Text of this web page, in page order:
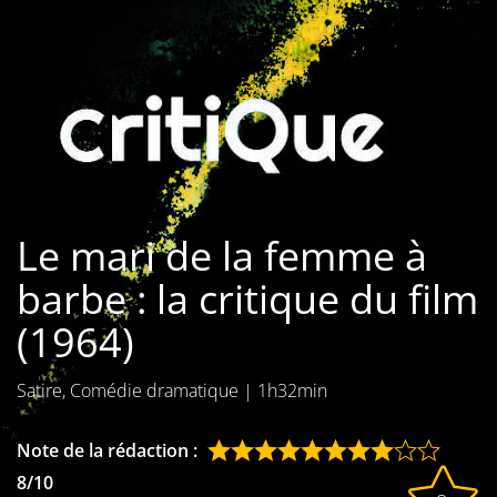
Les films par
Séries
Les films
interdits
Les Dossiers
Les disparus
Les acteurs
Les actrices
Les réalisateurs
Le mari de la femme à
barbe : la critique du film
(1964)
Satire, Comédie dramatique | 1h32min
Note de la rédaction :
8/10